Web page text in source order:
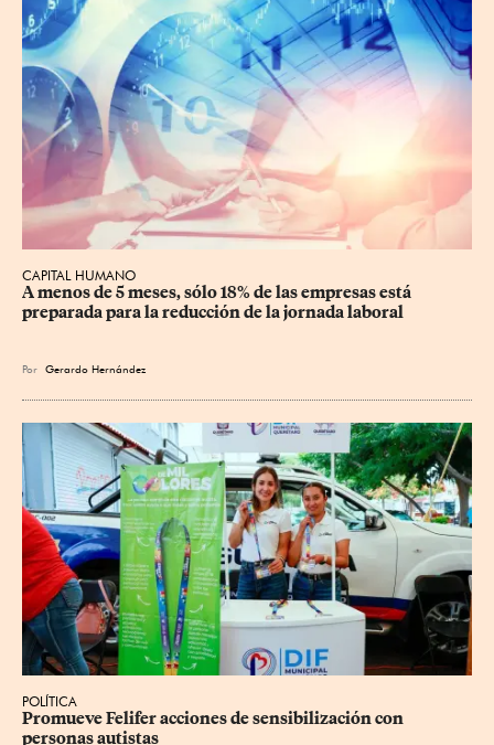
CAPITAL HUMANO
A menos de 5 meses, sólo 18% de las empresas está
preparada para la reducción de la jornada laboral
Por Gerardo Hernández
POLÍTICA
Promueve Felifer acciones de sensibilización con
personas autistas